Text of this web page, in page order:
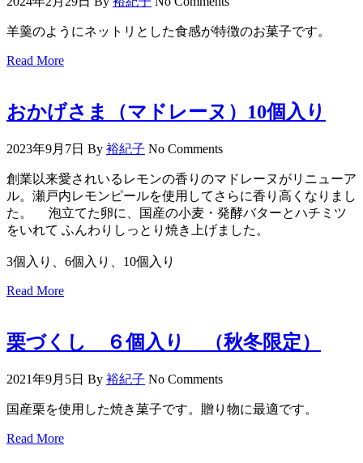
羊羹のようにネットリとした食感が特徴のお菓子です。
Read More
おかげさま（マドレーヌ）10個入り
2023年9月7日 By 裕紀子 No Comments
創業以来愛されいるレモンの香りのマドレーヌがリニューア
ル。瀬戸内レモンピールを使用してさらに香り高くなりまし
た。 泡立てた卵に、国産の小麦・発酵バターとハチミツ
をいれて ふんわりしっとり焼き上げました。
3個入り、6個入り、10個入り
Read More
栗づくし ６個入り （秋冬限定）
2021年9月5日 By 裕紀子 No Comments
国産栗を使用した焼き菓子です。贈り物に最適です。
Read More